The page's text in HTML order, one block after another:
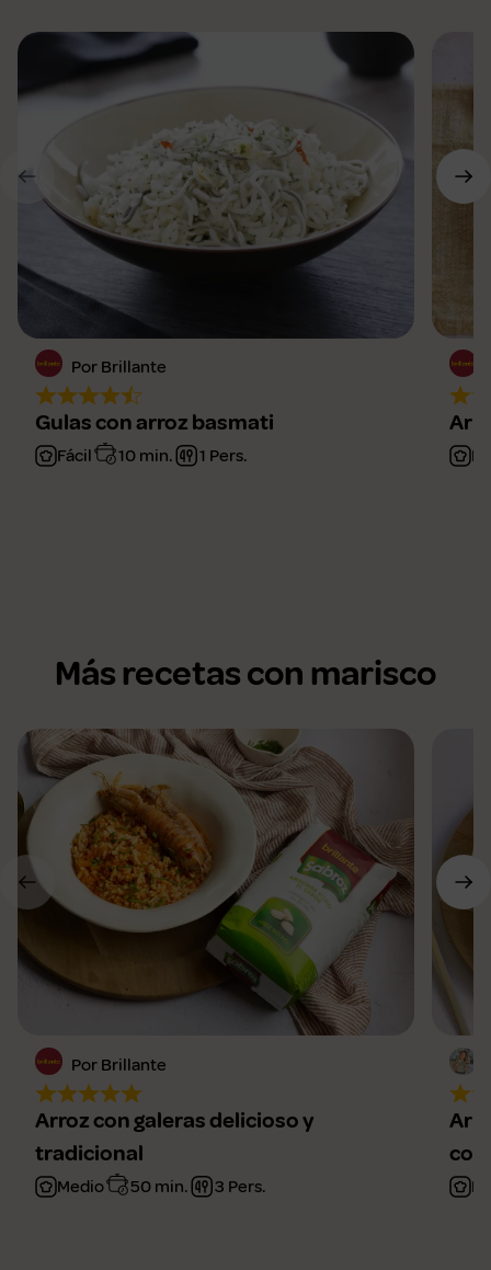
Por Brillante
Gulas con arroz basmati
Fácil 10 min. 1 Pers.
Más recetas con marisco
Por Brillante
Arroz con galeras delicioso y
tradicional
Medio 50 min. 3 Pers.